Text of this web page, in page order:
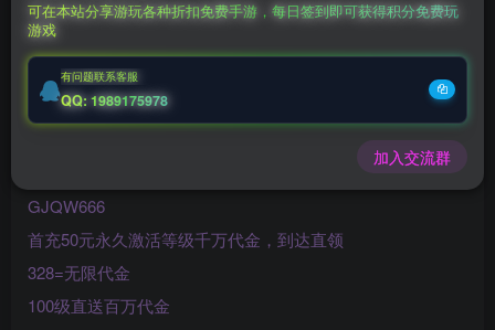
后台激活码联系客服购买
古剑奇闻录
GJQW666
首充50元永久激活等级千万代金，到达直领
328=无限代金
100级直送百万代金
可在本站分享游玩各种折扣免费手游，每日签到即可获得积分免费玩
游戏
有问题联系客服
QQ: 1989175978
加入交流群